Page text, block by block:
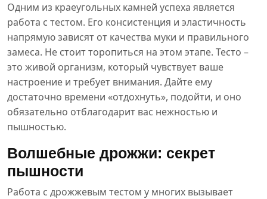
Одним из краеугольных камней успеха является
работа с тестом. Его консистенция и эластичность
напрямую зависят от качества муки и правильного
замеса. Не стоит торопиться на этом этапе. Тесто –
это живой организм, который чувствует ваше
настроение и требует внимания. Дайте ему
достаточно времени «отдохнуть», подойти, и оно
обязательно отблагодарит вас нежностью и
пышностью.
Волшебные дрожжи: секрет
пышности
Работа с дрожжевым тестом у многих вызывает